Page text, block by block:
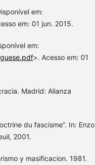
em:
em: 01 jun. 2015.
em:
>. Acesso em: 01
Madrid: Alianza
du fascisme”. In: Enzo
2001.
y masificacion. 1981.